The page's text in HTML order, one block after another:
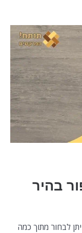
בהיר
לבחור מתוך כמה